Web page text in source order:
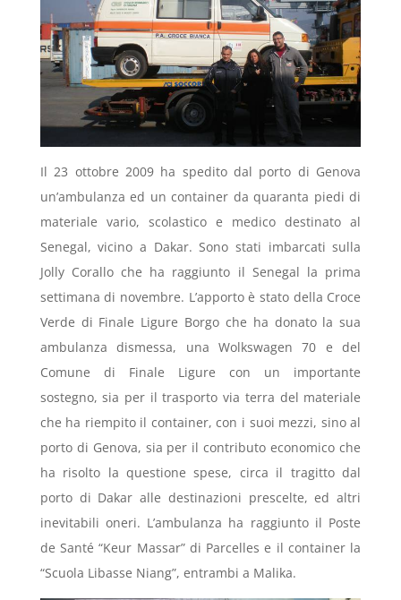
Il 23 ottobre 2009 ha spedito dal porto di Genova
un’ambulanza ed un container da quaranta piedi di
materiale vario, scolastico e medico destinato al
Senegal, vicino a Dakar. Sono stati imbarcati sulla
Jolly Corallo che ha raggiunto il Senegal la prima
settimana di novembre. L’apporto è stato della Croce
Verde di Finale Ligure Borgo che ha donato la sua
ambulanza dismessa, una Wolkswagen 70 e del
Comune di Finale Ligure con un importante
sostegno, sia per il trasporto via terra del materiale
che ha riempito il container, con i suoi mezzi, sino al
porto di Genova, sia per il contributo economico che
ha risolto la questione spese, circa il tragitto dal
porto di Dakar alle destinazioni prescelte, ed altri
inevitabili oneri. L’ambulanza ha raggiunto il Poste
de Santé “Keur Massar” di Parcelles e il container la
“Scuola Libasse Niang”, entrambi a Malika.